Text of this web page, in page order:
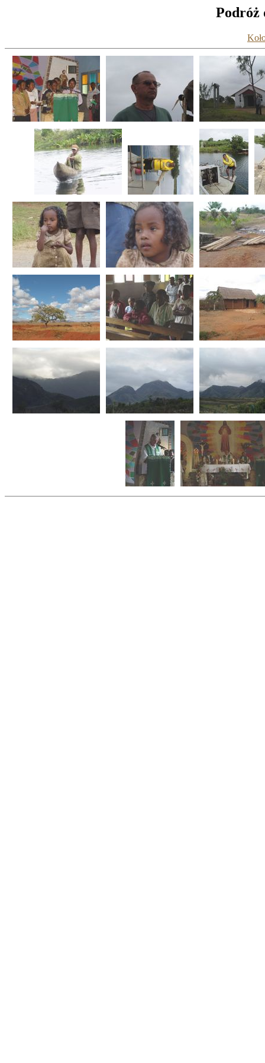
Podróż